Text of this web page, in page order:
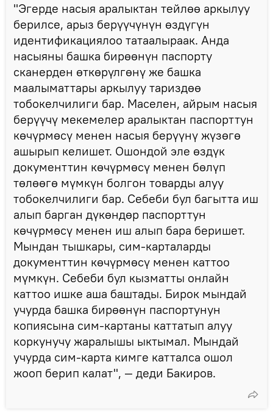
"Эгерде насыя аралыктан тейлөө аркылуу
берилсе, арыз берүүчүнүн өздүгүн
идентификациялоо татаалыраак. Анда
насыяны башка бирөөнүн паспорту
сканерден өткөрүлгөнү же башка
маалыматтары аркылуу тариздөө
тобокелчилиги бар. Маселен, айрым насыя
берүүчү мекемелер аралыктан паспорттун
көчүрмөсү менен насыя берүүнү жүзөгө
ашырып келишет. Ошондой эле өздүк
документтин көчүрмөсү менен бөлүп
төлөөгө мүмкүн болгон товарды алуу
тобокелчилиги бар. Себеби бул багытта иш
алып барган дүкөндөр паспорттун
көчүрмөсү менен иш алып бара беришет.
Мындан тышкары, сим-карталарды
документтин көчүрмөсү менен каттоо
мүмкүн. Себеби бул кызматты онлайн
каттоо ишке аша баштады. Бирок мындай
учурда башка бирөөнүн паспортунун
копиясына сим-картаны каттатып алуу
коркунучу жаралышы ыктымал. Мындай
учурда сим-карта кимге катталса ошол
жооп берип калат", — деди Бакиров.